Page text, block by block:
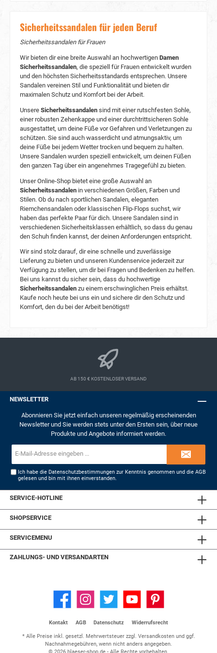
scharfen Gegenständen und Gefahren auf dem
Boden. Diese Funktion bietet eine zusätzliche
Sicherheitsschicht für Ihr Arbeitserlebnis. Sohle
besteht aus Polyurethan (PU) für die Laufsohle
und die Zwischensohle. PU zeichnet sich durch
ausgezeichnete Stoßdämpfungseigenschaften
aus, wodurch die Auswirkungen von Sprüngen
und Laufen auf Ihren Körper verringert werden.
und sorgt für maximalen Komfort.
Zehenschutzkappe Glasfaserverstärkter
Kunststoff Eine der wichtigsten
Sicherheitsfunktionen der Flow S1P Sandal TLS
ist ihre glasfaserverstärkte Zehenschutzkappe.
Diese nichtmetallische Zehenschutzkappe bietet
zuverlässigen Schutz vor Stößen und
möglichen Verletzungen sicher. Sicherheitsnorm
S1 P/ESD, SRC Die Flow S1P Sandal TLS
entspricht den Sicherheitsnormen S1 P, ESD und
SRC. Sie erfüllt die Anforderungen an
Zehenschutz, Energieaufnahme und
Rutschfestigkeit sowie den Schutz vor
elektrischen Gefahren. Diese Sandale
Sicherheit arbeiten können, dass Ihr Schuhwerk
die erforderlichen Sicherheitsstandards erfüllt.
Sicherheitssandalen für jeden Beruf
Sicherheitssandalen für Frauen
Wir bieten dir eine breite Auswahl an hochwertigen Damen
Sicherheitssandalen, die speziell für Frauen entwickelt wurden
und den höchsten Sicherheitsstandards entsprechen. Unsere
Sandalen vereinen Stil und Funktionalität und bieten dir
maximalen Schutz und Komfort bei der Arbeit.
Unsere Sicherheitssandalen sind mit einer rutschfesten Sohle,
einer robusten Zehenkappe und einer durchtrittsicheren Sohle
ausgestattet, um deine Füße vor Gefahren und Verletzungen zu
schützen. Sie sind auch wasserdicht und atmungsaktiv, um
deine Füße bei jedem Wetter trocken und bequem zu halten.
Unsere Sandalen wurden speziell entwickelt, um deinen Füßen
den ganzen Tag über ein angenehmes Tragegefühl zu bieten.
Unser Online-Shop bietet eine große Auswahl an
Sicherheitssandalen in verschiedenen Größen, Farben und
Stilen. Ob du nach sportlichen Sandalen, eleganten
Riemchensandalen oder klassischen Flip-Flops suchst, wir
haben das perfekte Paar für dich. Unsere Sandalen sind in
verschiedenen Sicherheitsklassen erhältlich, so dass du genau
den Schuh finden kannst, der deinen Anforderungen entspricht.
Wir sind stolz darauf, dir eine schnelle und zuverlässige
Lieferung zu bieten und unseren Kundenservice jederzeit zur
Verfügung zu stellen, um dir bei Fragen und Bedenken zu helfen.
Bei uns kannst du sicher sein, dass du hochwertige
Sicherheitssandalen zu einem erschwinglichen Preis erhältst.
Kaufe noch heute bei uns ein und sichere dir den Schutz und
Komfort, den du bei der Arbeit benötigst!
AB 150 € KOSTENLOSER VERSAND
NEWSLETTER
Abonnieren Sie jetzt einfach unseren regelmäßig erscheinenden
Newsletter und Sie werden stets unter den Ersten sein, über neue
Produkte und Angebote informiert werden.
Adresse*
Ich habe die Datenschutzbestimmungen zur Kenntnis genommen und dieAGB
gelesen und bin mit ihnen einverstanden.
SERVICE-HOTLINE
SHOPSERVICE
SERVICEMENU
ZAHLUNGS- UND VERSANDARTEN
Kontakt AGB Datenschutz Widerrufsrecht
* Alle Preise inkl. gesetzl. Mehrwertsteuer zzgl. Versandkostenund ggf.
Nachnahmegebühren, wenn nicht anders angegeben.